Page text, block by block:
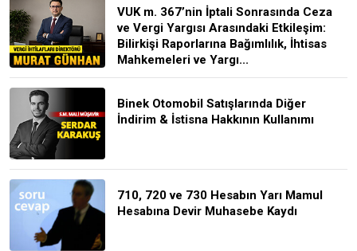
VUK m. 367’nin İptali Sonrasında Ceza
ve Vergi Yargısı Arasındaki Etkileşim:
Bilirkişi Raporlarına Bağımlılık, İhtisas
Mahkemeleri ve Yargı...
Binek Otomobil Satışlarında Diğer
İndirim & İstisna Hakkının Kullanımı
710, 720 ve 730 Hesabın Yarı Mamul
Hesabına Devir Muhasebe Kaydı